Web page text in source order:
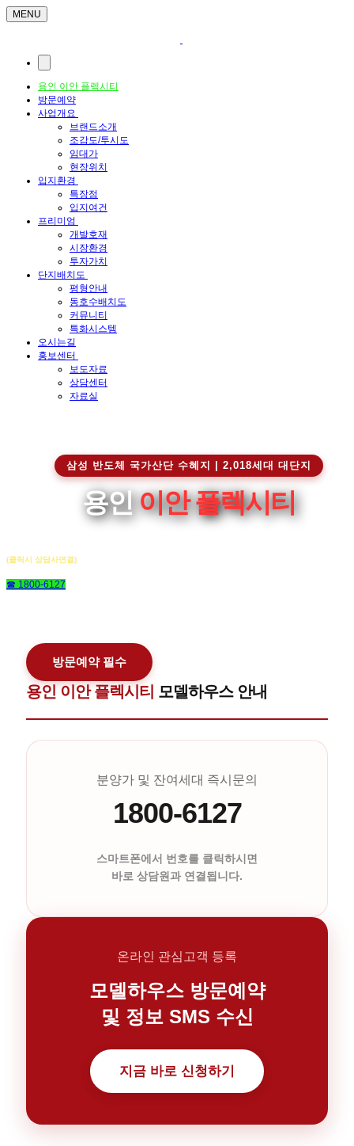
MENU
용인 이안 플렉시티
방문예약
사업개요
브랜드소개
조감도/투시도
임대가
현장위치
입지환경
특장점
입지여건
프리미엄
개발호재
시장환경
투자가치
단지배치도
평형안내
동호수배치도
커뮤니티
특화시스템
오시는길
홍보센터
보도자료
상담센터
자료실
삼성 반도체 국가산단 수혜지 | 2,018세대 대단지
용인이안 플렉시티
(클릭시 상담사연결)
☎ 1800-6127
방문예약 필수
용인 이안 플렉시티 모델하우스 안내
분양가 및 잔여세대 즉시문의
1800-6127
스마트폰에서 번호를 클릭하시면
바로 상담원과 연결됩니다.
온라인 관심고객 등록
모델하우스 방문예약
및 정보 SMS 수신
지금 바로 신청하기